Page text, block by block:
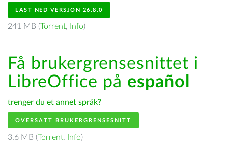
LAST NED VERSJON 26.8.0
241 MB (Torrent, Info)
Få brukergrensesnittet i
LibreOffice på español
trenger du et annet språk?
OVERSATT BRUKERGRENSESNITT
3.6 MB (Torrent, Info)